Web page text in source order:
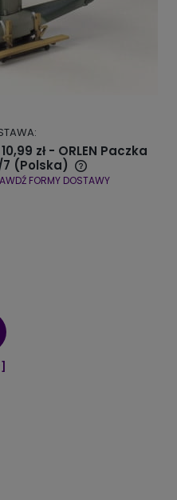
zł - ORLEN Paczka
(Polska)
kosztów płatności
FORMY DOSTAWY
]